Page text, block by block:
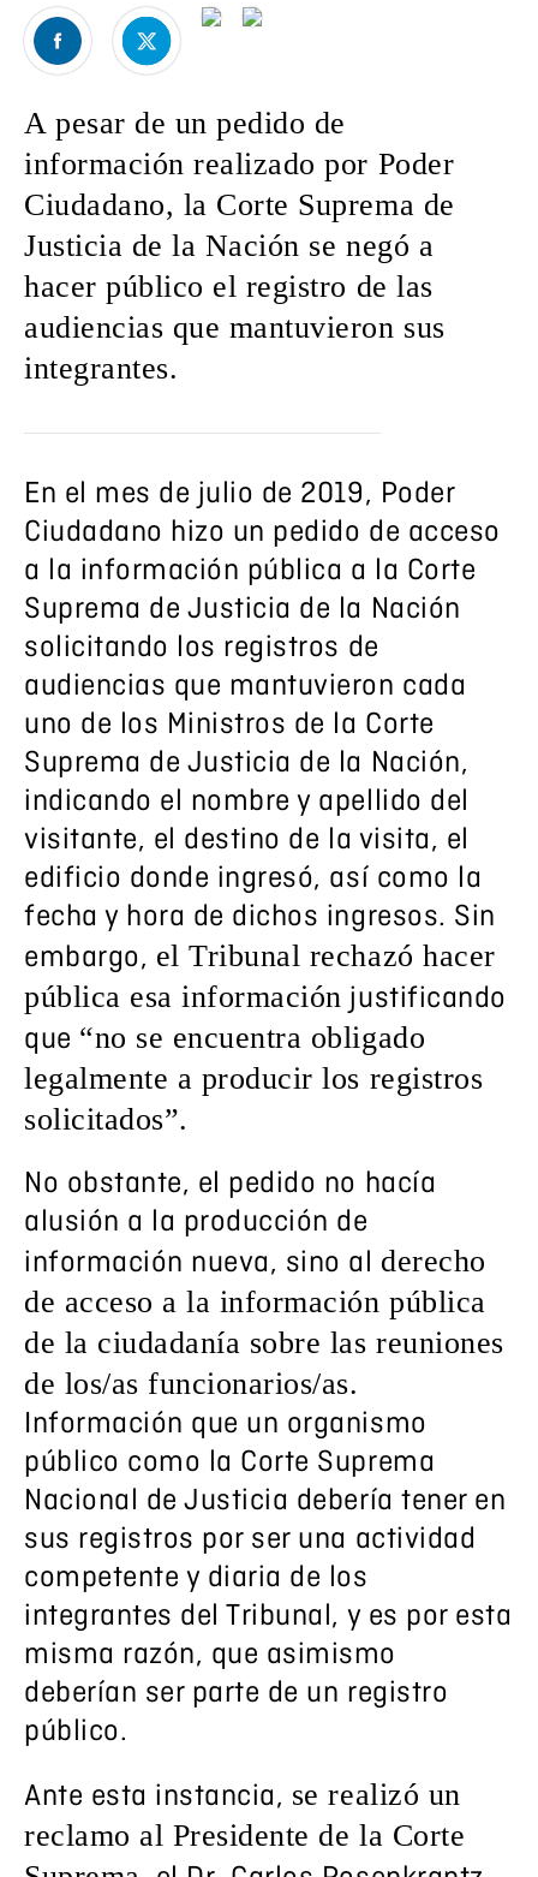
A pesar de un pedido de
información realizado por Poder
Ciudadano, la Corte Suprema de
Justicia de la Nación se negó a
hacer público el registro de las
audiencias que mantuvieron sus
integrantes.
En el mes de julio de 2019, Poder
Ciudadano hizo un pedido de acceso
a la información pública a la Corte
Suprema de Justicia de la Nación
solicitando los registros de
audiencias que mantuvieron cada
uno de los Ministros de la Corte
Suprema de Justicia de la Nación,
indicando el nombre y apellido del
visitante, el destino de la visita, el
edificio donde ingresó, así como la
fecha y hora de dichos ingresos. Sin
embargo, el Tribunal rechazó hacer
pública esa información justificando
que “no se encuentra obligado
legalmente a producir los registros
solicitados”.
No obstante, el pedido no hacía
alusión a la producción de
información nueva, sino al derecho
de acceso a la información pública
de la ciudadanía sobre las reuniones
de los/as funcionarios/as.
Información que un organismo
público como la Corte Suprema
Nacional de Justicia debería tener en
sus registros por ser una actividad
competente y diaria de los
integrantes del Tribunal, y es por esta
misma razón, que asimismo
deberían ser parte de un registro
público.
Ante esta instancia, se realizó un
reclamo al Presidente de la Corte